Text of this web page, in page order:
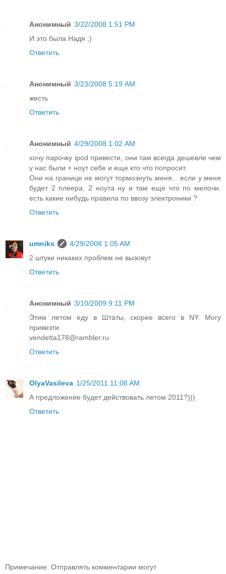
Анонимный 3/22/2008 1:51 PM
И это была Надя ;)
Ответить
Анонимный 3/23/2008 5:19 AM
жесть
Ответить
Анонимный 4/29/2008 1:02 AM
хочу парочку ipod привести, они там всегда дешевле чем
у нас были + ноут себе и еще кто что попросит.
Они на границе не могут тормознуть меня... если у меня
будет 2 плеера, 2 ноута ну и там еще что по мелочи.
есть какие нибудь правила по ввозу электроники ?
Ответить
umniks
4/29/2008 1:05 AM
2 штуки никаких проблем не вызовут
Ответить
Анонимный 3/10/2009 9:11 PM
Этим летом еду в Штаты, скорее всего в NY. Могу
привезти.
vendetta178@rambler.ru
Ответить
OlyaVasileva 1/25/2011 11:08 AM
А предложение будет действовать летом 2011?)))
Ответить
Примечание. Отправлять комментарии могут